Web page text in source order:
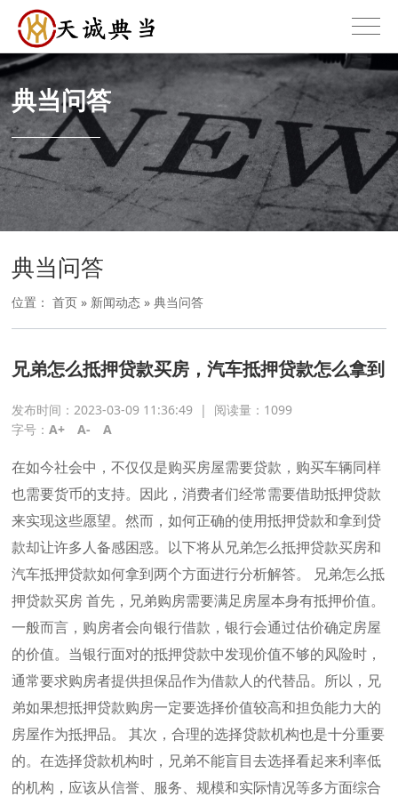
典当问答
典当问答
位置：首页 » 新闻动态 »典当问答
兄弟怎么抵押贷款买房，汽车抵押贷款怎么拿到
发布时间：2023-03-09 11:36:49 | 阅读量： 1099
字号：A+ A- A
在如今社会中，不仅仅是购买房屋需要贷款，购买车辆同样
也需要货币的支持。因此，消费者们经常需要借助抵押贷款
来实现这些愿望。然而，如何正确的使用抵押贷款和拿到贷
款却让许多人备感困惑。以下将从兄弟怎么抵押贷款买房和
汽车抵押贷款如何拿到两个方面进行分析解答。 兄弟怎么抵
押贷款买房 首先，兄弟购房需要满足房屋本身有抵押价值。
一般而言，购房者会向银行借款，银行会通过估价确定房屋
的价值。当银行面对的抵押贷款中发现价值不够的风险时，
通常要求购房者提供担保品作为借款人的代替品。所以，兄
弟如果想抵押贷款购房一定要选择价值较高和担负能力大的
房屋作为抵押品。 其次，合理的选择贷款机构也是十分重要
的。在选择贷款机构时，兄弟不能盲目去选择看起来利率低
的机构，应该从信誉、服务、规模和实际情况等多方面综合